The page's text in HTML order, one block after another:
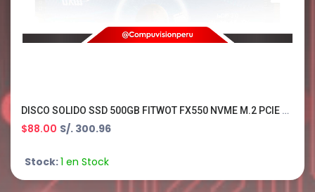
DISCO SOLIDO SSD 500GB FITWOT FX550 NVME M.2 PCIE 3.0 X4 QLC NAND B0GLGV43PV
$88.00 S/. 300.96
Stock:1 en Stock